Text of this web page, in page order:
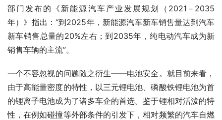
部门发布的《新能源汽车产业发展规划（2021－2035
年）》指出：“到2025年，新能源汽车新车销售量达到汽车
新车销售总量的20%左右；到2035年，纯电动汽车成为新
销售车辆的主流”。
一个不容忽视的问题随之衍生——电池安全。就目前来看，
由于高能量密度的特性，以三元锂电池、磷酸铁锂电池为首
的锂离子电池成为了诸多车企的首选。鉴于锂相对活泼的特
性，在例如碰撞等外部条件的引发下，相对频繁的汽车自燃